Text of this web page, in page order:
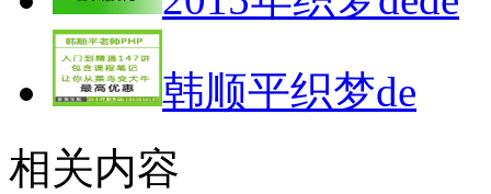
韩顺平织梦de
相关内容